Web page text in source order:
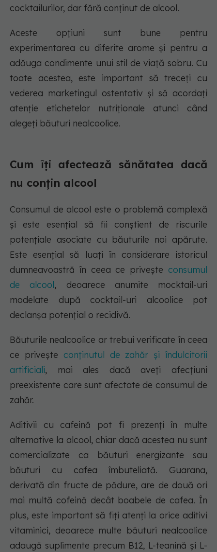
cocktailurilor, dar fără conținut de alcool.
Aceste opțiuni sunt bune pentru
experimentarea cu diferite arome și pentru a
adăuga condimente unui stil de viață sobru. Cu
toate acestea, este important să treceți cu
vederea marketingul ostentativ și să acordați
atenție etichetelor nutriționale atunci când
alegeți băuturi nealcoolice.
Cum îți afectează sănătatea dacă
nu conțin alcool
Consumul de alcool este o problemă complexă
și este esențial să fii conștient de riscurile
potențiale asociate cu băuturile noi apărute.
Este esențial să luați în considerare istoricul
dumneavoastră în ceea ce privește consumul
de alcool, deoarece anumite mocktail-uri
modelate după cocktail-uri alcoolice pot
declanșa potențial o recidivă.
Băuturile nealcoolice ar trebui verificate în ceea
ce privește conținutul de zahăr și îndulcitorii
artificiali, mai ales dacă aveți afecțiuni
preexistente care sunt afectate de consumul de
zahăr.
Aditivii cu cafeină pot fi prezenți în multe
alternative la alcool, chiar dacă acestea nu sunt
comercializate ca băuturi energizante sau
băuturi cu cafea îmbuteliată. Guarana,
derivată din fructe de pădure, are de două ori
mai multă cofeină decât boabele de cafea. În
plus, este important să fiți atenți la orice aditivi
vitaminici, deoarece multe băuturi nealcoolice
adaugă suplimente precum B12, L-teanină și L-